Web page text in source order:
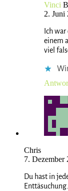
Vinci
2. Juni
Ich
einem
viel
Chris
7. Dezember
Du hast in
Enttäsuchung.